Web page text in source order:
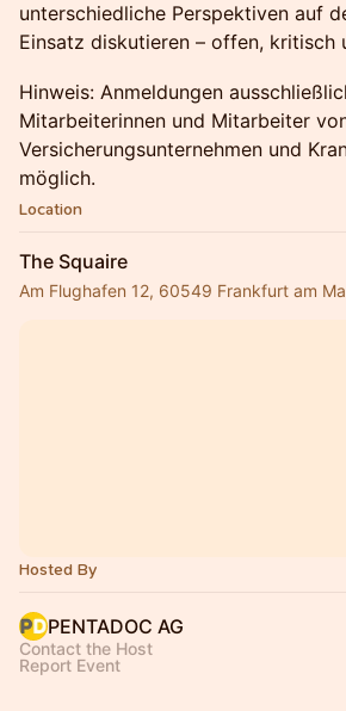
unterschiedliche Perspektiven auf
Einsatz diskutieren – offen, kritisch
Hinweis: Anmeldungen
Mitarbeiterinnen und Mitarbeiter
Versicherungsunternehmen und
möglich.
Location
The Squaire
Am Flughafen 12, 60549 Frankfurt am
Hosted By
PENTADOC AG
Contact the Host
Report Event